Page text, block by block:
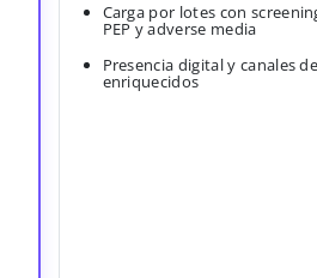
Carga por lotes con
PEP y adverse media
Presencia digital y canales
enriquecidos